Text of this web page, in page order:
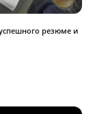
резюме и